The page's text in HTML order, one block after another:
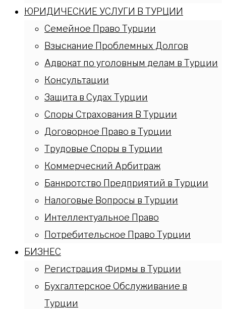
ЮРИДИЧЕСКИЕ УСЛУГИ В ТУРЦИИ
Семейное Право Турции
Взыскание Проблемных Долгов
Адвокат по уголовным делам в Турции
Консультации
Защита в Судах Турции
Споры Страхования В Турции
Договорное Право в Турции
Трудовые Споры в Турции
Коммерческий Арбитраж
Банкротство Предприятий в Турции
Налоговые Вопросы в Турции
Интеллектуальное Право
Потребительское Право Турции
БИЗНЕС
Регистрация Фирмы в Турции
Бухгалтерское Обслуживание в
Турции